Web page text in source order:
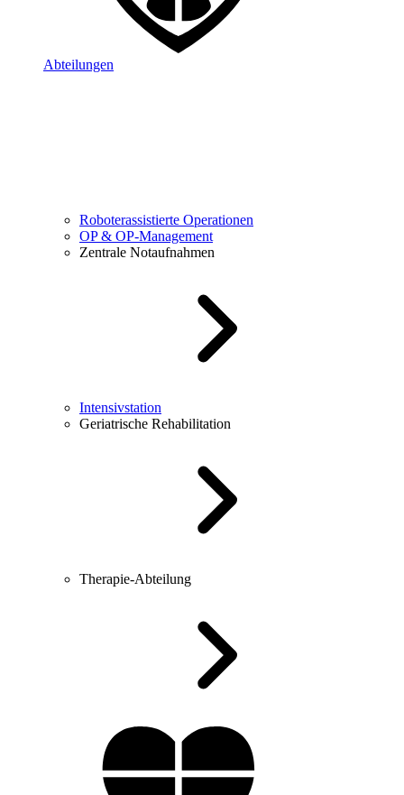
Abteilungen
Roboterassistierte Operationen
OP & OP-Management
Zentrale Notaufnahmen
Intensivstation
Geriatrische Rehabilitation
Therapie-Abteilung